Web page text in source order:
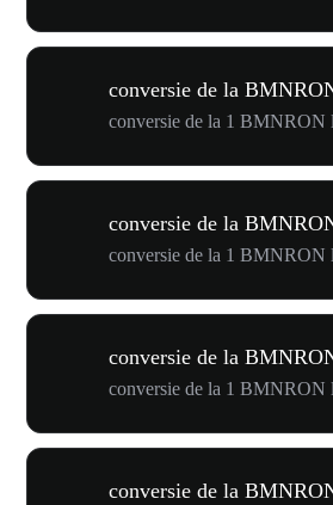
conversie de la
conversie de la 1 BMNRON
conversie de la
conversie de la 1 BMNRON
conversie de la
conversie de la 1 BMNRON
conversie de la